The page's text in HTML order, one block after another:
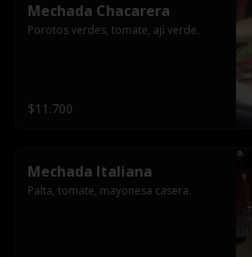
Mechada Chacarera
Porotos verdes, tomate, ají verde.
$11.700
Mechada Italiana
Palta, tomate, mayonesa casera.